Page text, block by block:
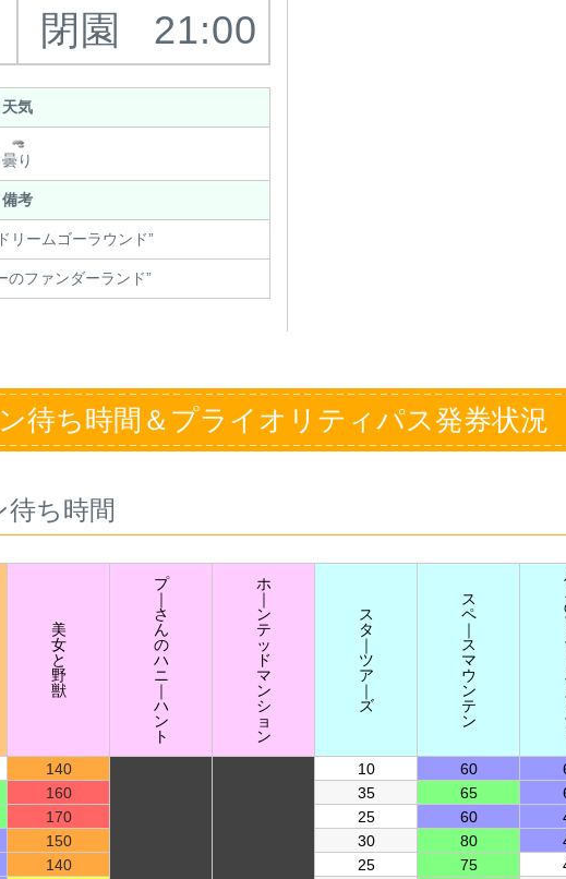
閉園 21:00
天気
曇り
備考
リームゴーラウンド”
のファンダーランド”
待ち時間＆プライオリティパス発券状況
ち時間
美
女
と
野
獣
プ
｜
さ
ん
の
ハ
ニ
｜
ハ
ン
ト
ホ
｜
ン
テ
ッ
ド
マ
ン
シ
ョ
ン
ス
タ
｜
ツ
ア
｜
ズ
ス
ペ
｜
ス
マ
ウ
ン
テ
ン
140 10 60
160 35 65
170 25 60
150 30 80
140 25 75